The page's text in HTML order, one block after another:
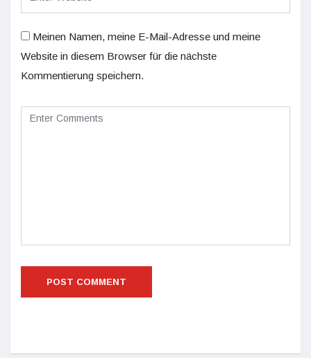
Meinen Namen, meine E-Mail-Adresse und meine
Website in diesem Browser für die nächste
Kommentierung speichern.